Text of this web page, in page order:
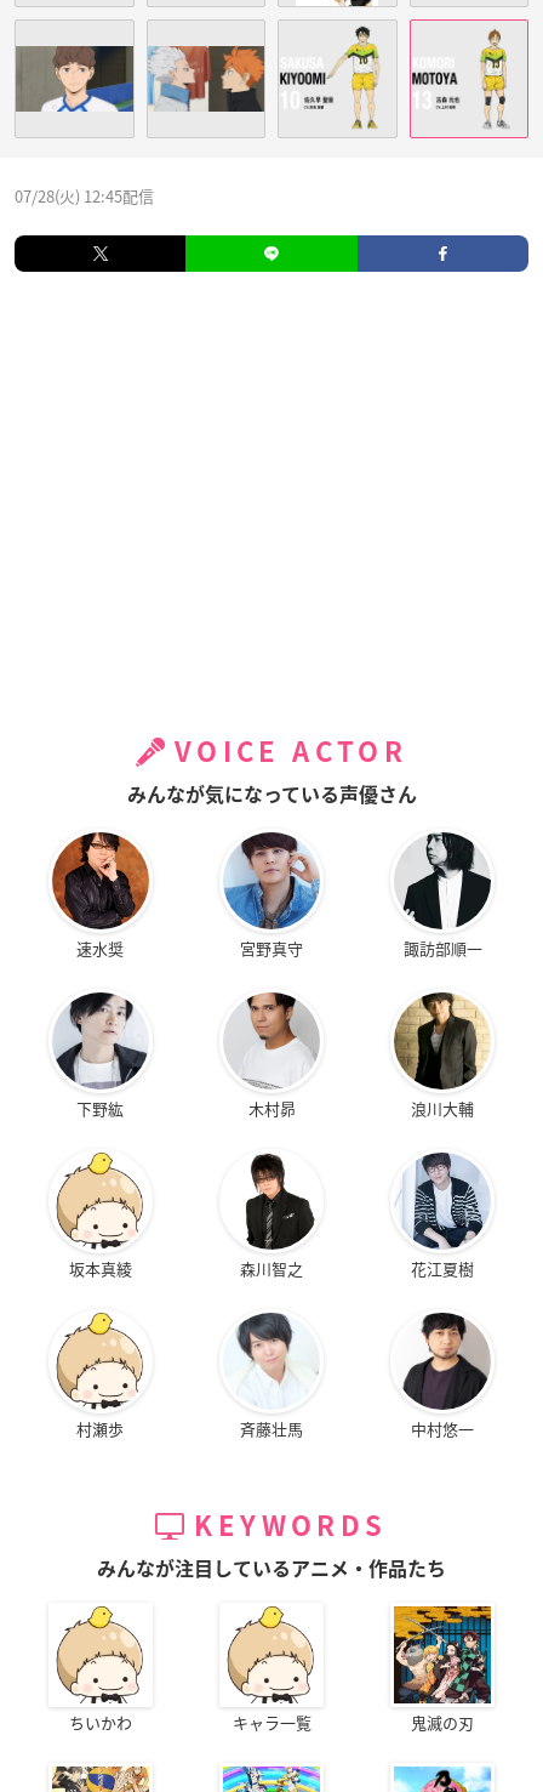
07/28(火) 12:45配信
VOICE ACTOR
みんなが気になっている声優さん
速水奨 宮野真守 諏訪部順一
下野紘 木村昴 浪川大輔
坂本真綾 森川智之 花江夏樹
村瀬歩 斉藤壮馬 中村悠一
KEYWORDS
みんなが注目しているアニメ・作品たち
ちいかわ キャラ一覧 鬼滅の刃